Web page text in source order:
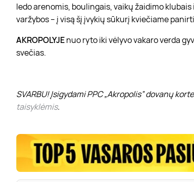
ledo arenomis, boulingais, vaikų žaidimo
varžybos – į visą šį įvykių sūkurį kviečiame
AKROPOLYJEnuo ryto iki vėlyvo vakaro verda
svečias.
SVARBU! Įsigydami PPC „Akropolis” dovanų
taisyklėmis.